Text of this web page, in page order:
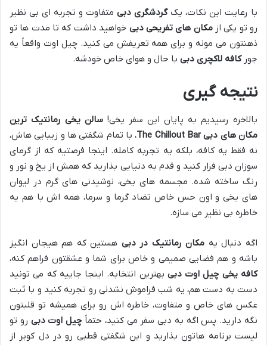
با رعایت این نکات، یکگردشگری دبی متفاوت و تجربه ای بی نظیر
رو تو یکی ازمکان های تفریحی دبی خواهید داشت که تا مدت ها تو
ذهنتون می مونه و برای همه تعریفش می کنید. چیل اوت واقعاً یه
جورکافه لاکچری دبی با حال و هوای خاص خودشه.
نتیجه گیری
بالاخره رسیدیم به پایان این سفر یخی! سالن یخی رمانتیک ترین
مکان های دبی The Chillout Bar
، با تمام شگفتی ها و زیبایی هاش،
نه فقط یه کافه، بلکه یه تجربه کامله. اینجا فرصتیه که از گرمای
سوزان دبی فرار کنید و قدم به دنیایی بذارید که همش از یخ و نور و
رنگ ساخته شده. مجسمه های یخی، نوشیدنی های گرم در لیوان
های یخی و اون حس خاص تضاد گرما و سرما، همه اش با هم یه
خاطره بی نظیر می سازه.
اگه دنبال یه مکان رمانتیک در دبی هستین که هم هیجان انگیز
باشه و هم فضایی صمیمی و خاص برای شما و عشقتون فراهم کنه،
کافه یخی چیل اوت دبی بهترین انتخابه. اینجا جاییه که می تونید
دست به دست هم، یه شب فراموش نشدنی رو تجربه کنید و با ثبت
عکس های خاص و متفاوت، خاطره اش رو برای همیشه تو قلبتون
نگه دارید. پس اگه به دبی سفر می کنید، حتماً چیل اوت دبی رو تو
لیست برنامه هاتون بذارید و این شگفتی قطبی رو در دل کویر از